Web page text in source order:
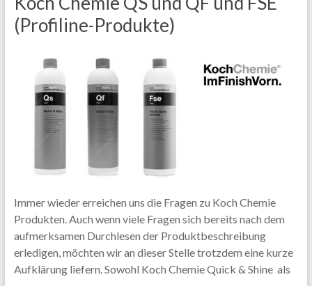
(Profiline-Produkte)
Immer wieder erreichen uns die Fragen zu Koch Chemie
Produkten. Auch wenn viele Fragen sich bereits nach dem
aufmerksamen Durchlesen der Produktbeschreibung
erledigen, möchten wir an dieser Stelle trotzdem eine kurze
Aufklärung liefern. Sowohl Koch Chemie Quick & Shine als